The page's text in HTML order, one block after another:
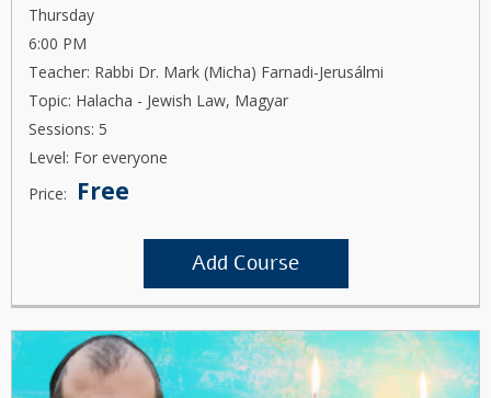
Thursday
6:00 PM
Teacher: Rabbi Dr. Mark (Micha) Farnadi-Jerusálmi
Topic: Halacha - Jewish Law, Magyar
Sessions: 5
Level: For everyone
Price:
Free
Add Course